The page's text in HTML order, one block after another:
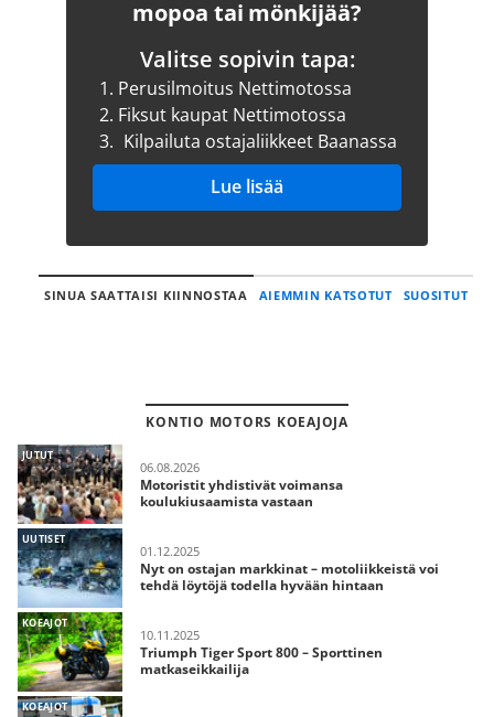
mopoa tai mönkijää?
Valitse sopivin tapa:
1. Perusilmoitus Nettimotossa
2. Fiksut kaupat Nettimotossa
3. Kilpailuta ostajaliikkeet Baanassa
Lue lisää
SINUA SAATTAISI KIINNOSTAA AIEMMIN KATSOTUT SUOSITUT
KONTIO MOTORS KOEAJOJA
JUTUT
06.08.2026
Motoristit yhdistivät voimansa
koulukiusaamista vastaan
UUTISET
01.12.2025
Nyt on ostajan markkinat – motoliikkeistä voi
tehdä löytöjä todella hyvään hintaan
KOEAJOT
10.11.2025
Triumph Tiger Sport 800 – Sporttinen
matkaseikkailija
KOEAJOT